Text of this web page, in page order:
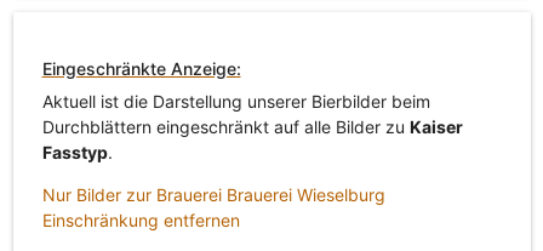
Eingeschränkte Anzeige:
Aktuell ist die Darstellung unserer Bierbilder beim
Durchblättern eingeschränkt auf alle Bilder zu Kaiser
Fasstyp.
Nur Bilder zur Brauerei Brauerei Wieselburg
Einschränkung entfernen